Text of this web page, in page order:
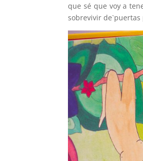
que sé que voy a
sobrevivir